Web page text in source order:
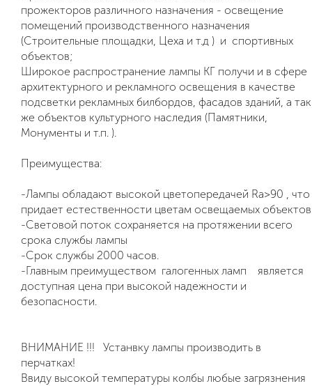
прожекторов различного назначения - освещение
помещений производственного назначения
(Строительные площадки, Цеха и т.д ) и спортивных
объектов;
Широкое распространение лампы КГ получи и в сфере
архитектурного и рекламного освещения в качестве
подсветки рекламных билбордов, фасадов зданий, а так
же объектов культурного наследия (Памятники,
Монументы и т.п. ).
Преимущества:
-Лампы обладают высокой цветопередачей Ra>90 , что
придает естественности цветам освещаемых
-Световой поток сохраняется на протяжении всего
срока службы лампы
-Срок службы 2000 часов.
-Главным преимуществом галогенных ламп является
доступная цена при высокой надежности и
безопасности.
ВНИМАНИЕ !!! Устанвку лампы производить в
перчатках!
Ввиду высокой температуры колбы любые загрязнения